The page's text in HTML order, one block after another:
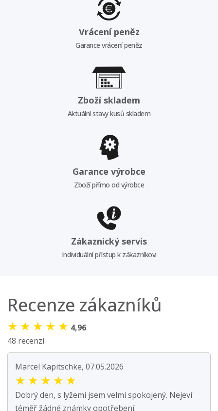
Vrácení peněz
Garance vrácení peněz
Zboží skladem
Aktuální stavy kusů skladem
Garance výrobce
Zboží přímo od výrobce
Zákaznický servis
Individuální přístup k zákazníkovi
Recenze zákazníků
★ ★ ★ ★ ★ 4,96
48 recenzí
Marcel Kapitschke, 07.05.2026
★ ★ ★ ★ ★
Dobrý den, s lyžemi jsem velmi spokojený. Nejeví
téměř žádné známky opotřebení.